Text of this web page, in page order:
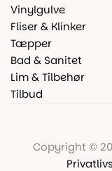
Vinylgulve
Fliser & Klinker
Tæpper
Bad & Sanitet
Lim & Tilbehør
Tilbud
Copyright ©